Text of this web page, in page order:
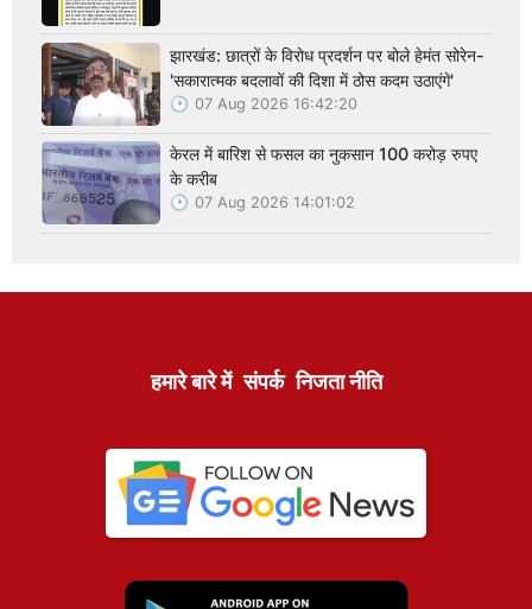
झारखंड: छात्रों के विरोध प्रदर्शन पर बोले हेमंत सोरेन-
'सकारात्मक बदलावों की दिशा में ठोस कदम उठाएंगे'
07 Aug 2026 16:42:20
केरल में बारिश से फसल का नुकसान 100 करोड़ रुपए
के करीब
07 Aug 2026 14:01:02
हमारे बारे में संपर्क निजता नीति